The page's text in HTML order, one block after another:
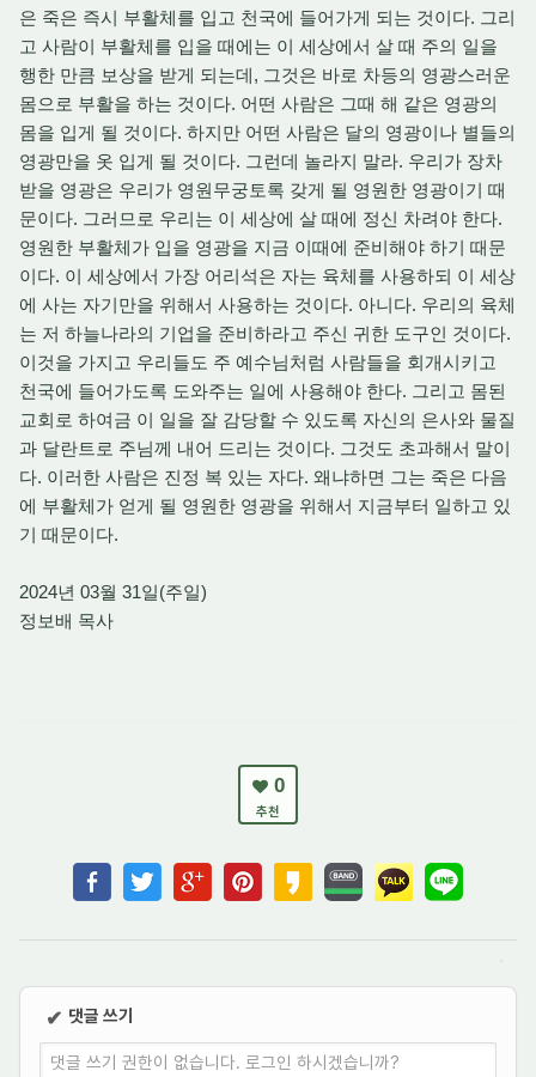
은 죽은 즉시 부활체를 입고 천국에 들어가게 되는 것이다. 그리
고 사람이 부활체를 입을 때에는 이 세상에서 살 때 주의 일을
행한 만큼 보상을 받게 되는데, 그것은 바로 차등의 영광스러운
몸으로 부활을 하는 것이다. 어떤 사람은 그때 해 같은 영광의
몸을 입게 될 것이다. 하지만 어떤 사람은 달의 영광이나 별들의
영광만을 옷 입게 될 것이다. 그런데 놀라지 말라. 우리가 장차
받을 영광은 우리가 영원무궁토록 갖게 될 영원한 영광이기 때
문이다. 그러므로 우리는 이 세상에 살 때에 정신 차려야 한다.
영원한 부활체가 입을 영광을 지금 이때에 준비해야 하기 때문
이다. 이 세상에서 가장 어리석은 자는 육체를 사용하되 이 세상
에 사는 자기만을 위해서 사용하는 것이다. 아니다. 우리의 육체
는 저 하늘나라의 기업을 준비하라고 주신 귀한 도구인 것이다.
이것을 가지고 우리들도 주 예수님처럼 사람들을 회개시키고
천국에 들어가도록 도와주는 일에 사용해야 한다. 그리고 몸된
교회로 하여금 이 일을 잘 감당할 수 있도록 자신의 은사와 물질
과 달란트로 주님께 내어 드리는 것이다. 그것도 초과해서 말이
다. 이러한 사람은 진정 복 있는 자다. 왜냐하면 그는 죽은 다음
에 부활체가 얻게 될 영원한 영광을 위해서 지금부터 일하고 있
기 때문이다.
2024년 03월 31일(주일)
정보배 목사
0
추천
✔ 댓글 쓰기
댓글 쓰기 권한이 없습니다. 로그인 하시겠습니까?